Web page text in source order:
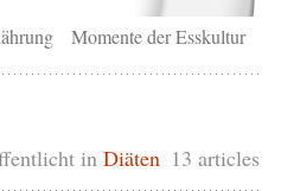
Momente der Esskultur
13 articles
in Diäten